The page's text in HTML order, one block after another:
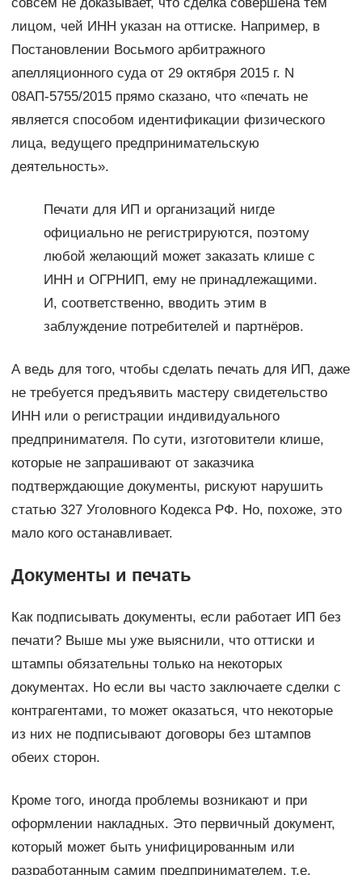
совсем не доказывает, что сделка совершена тем
лицом, чей ИНН указан на оттиске. Например, в
Постановлении Восьмого арбитражного
апелляционного суда от 29 октября 2015 г. N
08АП-5755/2015 прямо сказано, что «печать не
является способом идентификации физического
лица, ведущего предпринимательскую
деятельность».
Печати для ИП и организаций нигде
официально не регистрируются, поэтому
любой желающий может заказать клише с
ИНН и ОГРНИП, ему не принадлежащими.
И, соответственно, вводить этим в
заблуждение потребителей и партнёров.
А ведь для того, чтобы сделать печать для ИП, даже
не требуется предъявить мастеру свидетельство
ИНН или о регистрации индивидуального
предпринимателя. По сути, изготовители клише,
которые не запрашивают от заказчика
подтверждающие документы, рискуют нарушить
статью 327 Уголовного Кодекса РФ. Но, похоже, это
мало кого останавливает.
Документы и печать
Как подписывать документы, если работает ИП без
печати? Выше мы уже выяснили, что оттиски и
штампы обязательны только на некоторых
документах. Но если вы часто заключаете сделки с
контрагентами, то может оказаться, что некоторые
из них не подписывают договоры без штампов
обеих сторон.
Кроме того, иногда проблемы возникают и при
оформлении накладных. Это первичный документ,
который может быть унифицированным или
разработанным самим предпринимателем, т.е.